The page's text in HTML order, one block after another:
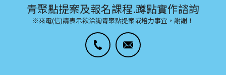
青聚點提案及報名課程.蹲點實作諮詢
※來電(信)請表示欲洽詢青聚點提案或培力事宜，謝謝！